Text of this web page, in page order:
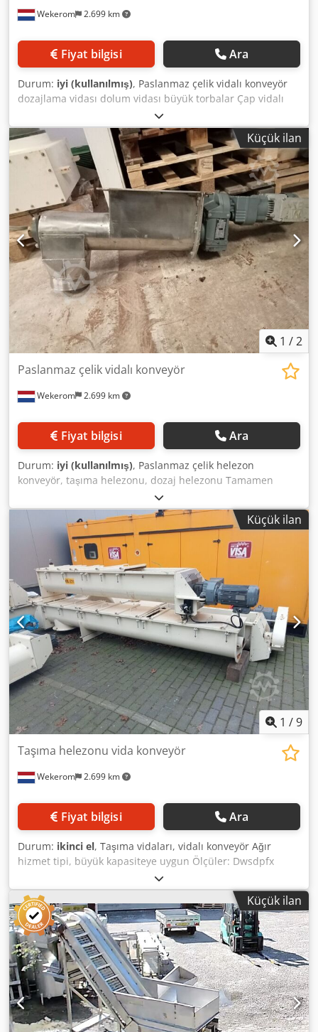
Wekerom 2.699 km
Fiyat bilgisi Ara
Durum: iyi (kullanılmış), Paslanmaz çelik vidalı konveyör
dozajlama vidası dolum vidası büyük torbalar Çap vidalı
konveyör 170mm Uzunluk vidalı konveyör 1900mm Çıkış
170mm Djdpfx Acewyf Efodswa Diğer ilanlarımıza bakın
VMA Wekerom
Küçük ilan
1 /2
Wekerom 2.699 km
Paslanmaz çelik vidalı konveyör
Fiyat bilgisi Ara
Durum: iyi (kullanılmış), Paslanmaz çelik helezon
konveyör, taşıma helezonu, dozaj helezonu Tamamen
paslanmaz çelik Helezon uzunluğu: 620 mm Helezon çapı:
150 mm Motor gücü: 0,15 kW, 9 d/dk 2 adet stokta mevcut
Diğer ilanlarımıza göz atın Dwodpfx Aewyfz Tocdja VMA
Wekerom
Küçük ilan
1 /9
Wekerom 2.699 km
Taşıma helezonu vida konveyör
Fiyat bilgisi Ara
Durum: ikinci el, Taşıma vidaları, vidalı konveyör Ağır
hizmet tipi, büyük kapasiteye uygun Ölçüler: Dwsdpfx
Asyhblpecdoa 1x Taşıma vidası çapı 470mm, uzunluk:
4000mm 1x Taşıma vidası çapı 320mm, uzunluk: 3800mm
(elektromotor hariç) 1x Taşıma vidası çapı 420mm, uzunluk:
3550mm 1x Taşıma vidası çapı 420mm, uzunluk: 4050mm
Ağır tip dış yataklar ve mil keçesi ile donatılmıştır. Tek tek
veya toplu olarak satılmaktadır. Daha fazla bilgi için lütfen
iletişime geçin. Diğer ilanlarımıza da bakınız. VMA
Wekerom
Küçük ilan